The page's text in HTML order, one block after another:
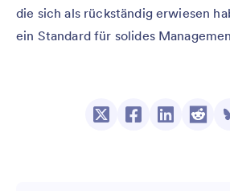
die sich als rückständig erwiesen
ein Standard für solides